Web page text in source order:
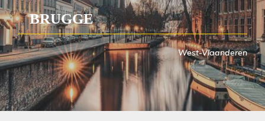
BRUGGE
West-Vlaanderen